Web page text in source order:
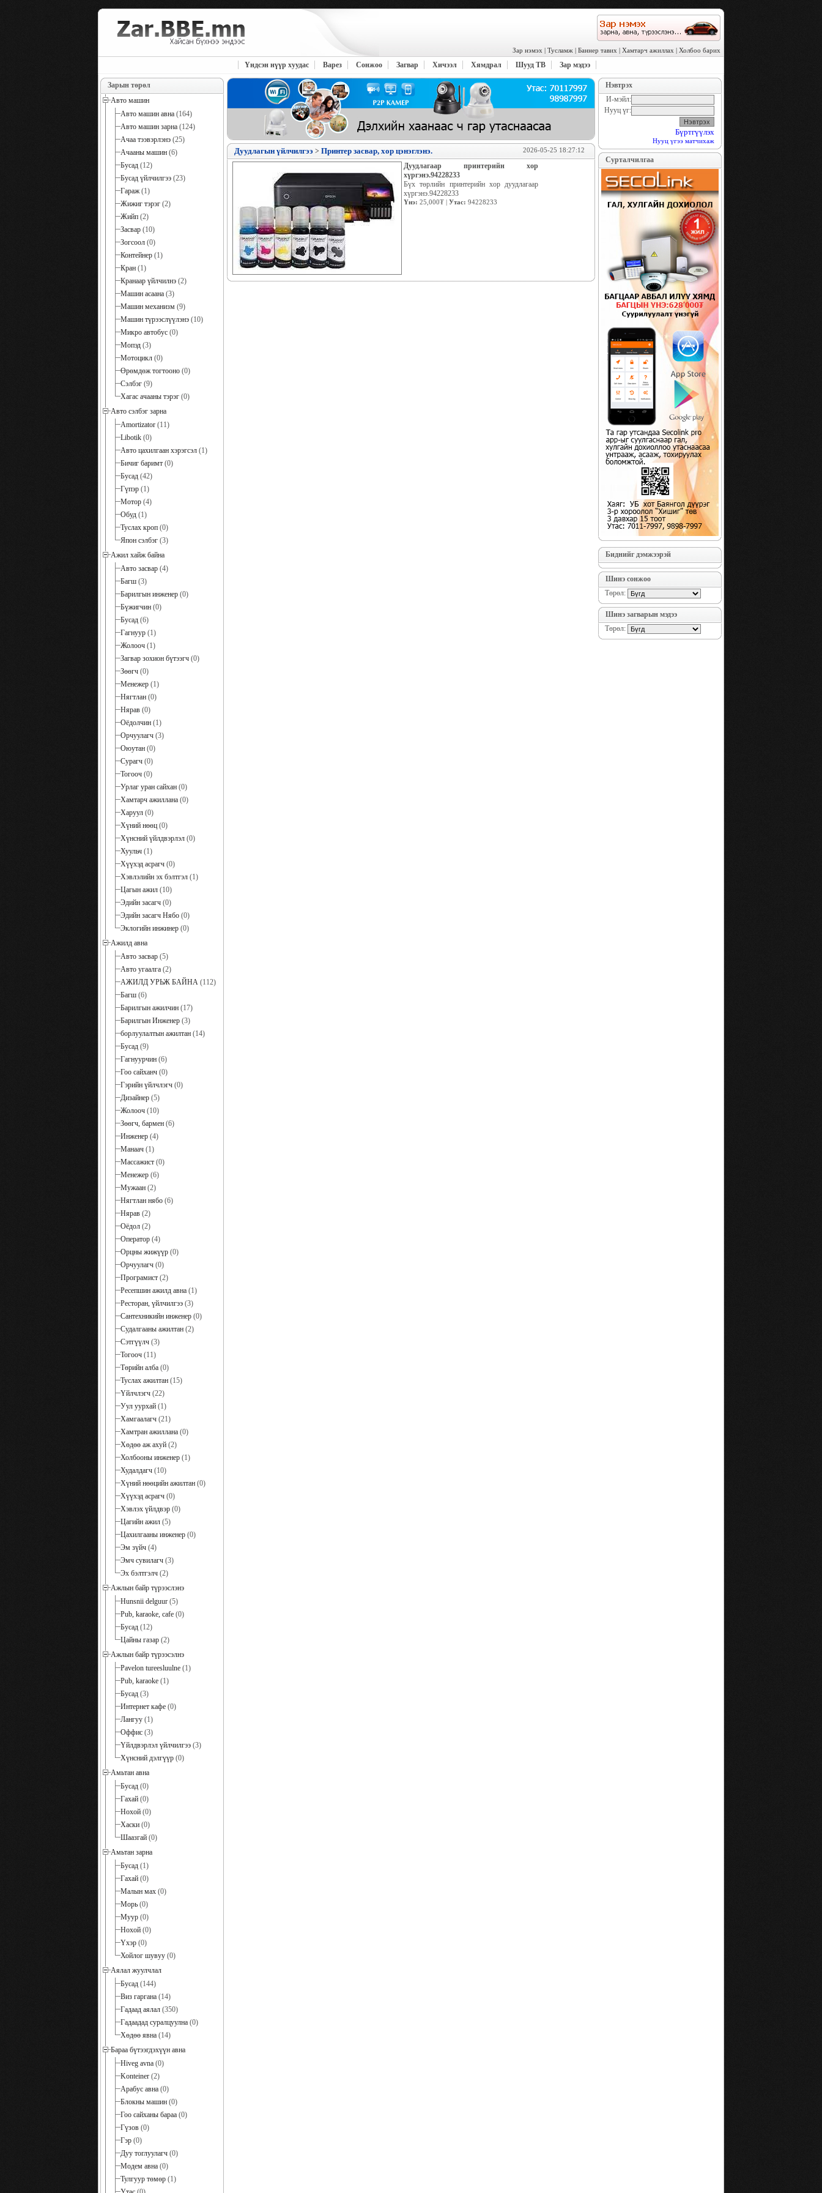
Зар нэмэх | Тусламж | Баннер тавих | Хамтарч ажиллах | Холбоо барих
Үндсэн нүүр хуудас Варез Сонжоо Загвар Хичээл Хямдрал Шууд ТВ Зар мэдээ
Зарын төрөл
Авто машин
Авто машин авна (164)
Авто машин зарна (124)
Ачаа тээвэрлэнэ (25)
Ачааны машин (6)
Бусад (12)
Бусад үйлчилгээ (23)
Гараж(1)
Жижиг тэрэг (2)
Жийп (2)
Засвар (10)
Зогсоол (0)
Контейнер (1)
Кран (1)
Кранаар үйлчилнэ (2)
Машин асаана (3)
Машин механизм (9)
Машин түрээслүүлэнэ (10)
Микро автобус (0)
Мопэд (3)
Мотоцикл (0)
Өрөмдөж тогтооно (0)
Сэлбэг (9)
Хагас ачааны тэрэг (0)
Авто сэлбэг зарна
Amortizator (11)
Libotik (0)
Авто цахилгаан хэрэгсэл (1)
Бичиг баримт (0)
Бусад (42)
Гүпэр (1)
Мотор (4)
Обуд (1)
Туслах кроп (0)
Япон сэлбэг (3)
Ажил хайж байна
Авто засвар (4)
Багш (3)
Барилгын инженер (0)
Бүжигчин (0)
Бусад (6)
Гагнуур (1)
Жолооч (1)
Загвар зохион бүтээгч (0)
Зөөгч (0)
Менежер (1)
Нягтлан (0)
Нярав (0)
Оёдолчин (1)
Орчуулагч (3)
Оюутан (0)
Сурагч (0)
Тогооч (0)
Урлаг уран сайхан (0)
Хамтарч ажиллана (0)
Харуул (0)
Хүний нөөц (0)
Хүнсний үйлдвэрлэл (0)
Хуульч (1)
Хүүхэд асрагч (0)
Хэвлэлийн эх бэлтгэл (1)
Цагын ажил (10)
Эдийн засагч (0)
Эдийн засагч Нябо (0)
Эклогийн инжинер (0)
Ажилд авна
Авто засвар (5)
Авто угаалга (2)
АЖИЛД УРЬЖ БАЙНА (112)
Багш (6)
Барилгын ажилчин (17)
Барилгын Инженер (3)
борлуулалтын ажилтан (14)
Бусад (9)
Гагнуурчин (6)
Гоо сайханч (0)
Гэрийн үйлчлэгч (0)
Дизайнер (5)
Жолооч (10)
Зөөгч, бармен (6)
Инженер (4)
Манаач (1)
Массажист (0)
Менежер (6)
Мужаан (2)
Нягтлан нябо (6)
Нярав (2)
Оёдол (2)
Оператор (4)
Орцны жижүүр (0)
Орчуулагч (0)
Програмист (2)
Ресепшин ажилд авна (1)
Ресторан, үйлчилгээ (3)
Сантехникийн инженер (0)
Судалгааны ажилтан (2)
Сэтгүүлч (3)
Тогооч (11)
Төрийн алба (0)
Туслах ажилтан (15)
Үйлчлэгч (22)
Уул уурхай (1)
Хамгаалагч (21)
Хамтран ажиллана (0)
Хөдөө аж ахуй (2)
Холбооны инженер (1)
Худалдагч (10)
Хүний нөөцийн ажилтан (0)
Хүүхэд асрагч (0)
Хэвлэх үйлдвэр (0)
Цагийн ажил (5)
Цахилгааны инженер (0)
Эм зүйч (4)
Эмч сувилагч (3)
Эх бэлтгэлч (2)
Ажлын байр түрээслэнэ
Hunsnii delguur (5)
Pub, karaoke, cafe (0)
Бусад (12)
Цайны газар (2)
Ажлын байр түрээсэлнэ
Pavelon tureesluulne (1)
Pub, karaoke (1)
Бусад (3)
Интернет кафе (0)
Лангуу (1)
Оффис (3)
Үйлдвэрлэл үйлчилгээ (3)
Хүнсний дэлгүүр (0)
Амьтан авна
Бусад (0)
Гахай (0)
Нохой (0)
Хаски (0)
Шаазгай (0)
Амьтан зарна
Бусад (1)
Гахай (0)
Малын мах (0)
Морь (0)
Муур (0)
Нохой (0)
Үхэр (0)
Хойлог шувуу (0)
Аялал жуулчлал
Бусад (144)
Виз гаргана (14)
Гадаад аялал (350)
Гадаадад суралцуулна (0)
Хөдөө явна (14)
Бараа бүтээгдэхүүн авна
Hiveg avna (0)
Konteiner (2)
Арабус авна (0)
Блокны машин (0)
Гоо сайханы бараа (0)
Гүзов (0)
Гэр (0)
Дуу тоглуулагч (0)
Модем авна (0)
Тулгуур төмөр (1)
Дуудлагын үйлчилгээ > Принтер засвар, хор цэнэглэнэ. 2026-05-25 18:27:12
Дуудлагаар принтерийн хор
хүргэнэ.94228233
Бүх төрлийн принтерийн хор дуудлагаар
хүргэнэ.94228233
Үнэ: 25,000₮ | Утас: 94228233
Нэвтрэх
И-мэйл:
Нууц үг:
Бүртгүүлэх
Нууц үгээ матчихаж
Сурталчилгаа
Биднийг дэмжээрэй
Шинэ сонжоо
Төрөл:
Шинэ загварын мэдээ
Төрөл: